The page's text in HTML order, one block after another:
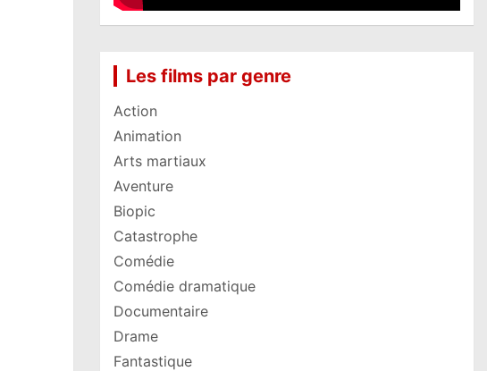
Les films par genre
Action
Animation
Arts martiaux
Aventure
Biopic
Catastrophe
Comédie
Comédie dramatique
Documentaire
Drame
Fantastique